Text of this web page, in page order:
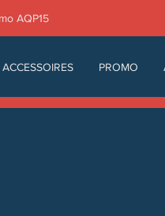
ACCESSOIRES PROMO
AQP15